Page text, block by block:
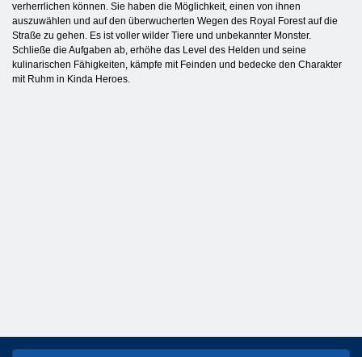
verherrlichen können. Sie haben die Möglichkeit, einen von ihnen
auszuwählen und auf den überwucherten Wegen des Royal Forest auf die
Straße zu gehen. Es ist voller wilder Tiere und unbekannter Monster.
Schließe die Aufgaben ab, erhöhe das Level des Helden und seine
kulinarischen Fähigkeiten, kämpfe mit Feinden und bedecke den Charakter
mit Ruhm in Kinda Heroes.